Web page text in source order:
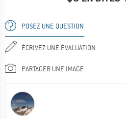
POSEZ UNE QUESTION
ÉCRIVEZ UNE ÉVALUATION
PARTAGER UNE IMAGE